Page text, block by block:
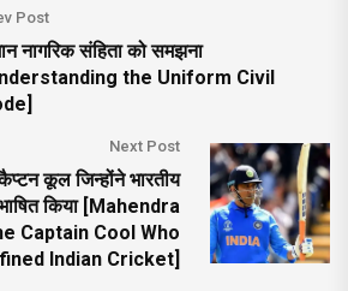
Post
नागरिक संहिता को समझना
the Uniform Civil
Next Post
कूल जिन्होंने भारतीय
किया [Mahendra
Captain Cool Who
Indian Cricket]